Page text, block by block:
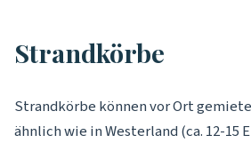
Strandkörbe
Strandkörbe können vor Ort
ähnlich wie in Westerland (ca. 12-15